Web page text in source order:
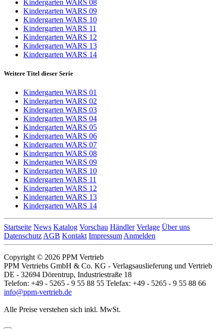
Kindergarten WARS 08
Kindergarten WARS 09
Kindergarten WARS 10
Kindergarten WARS 11
Kindergarten WARS 12
Kindergarten WARS 13
Kindergarten WARS 14
Weitere Titel dieser Serie
Kindergarten WARS 01
Kindergarten WARS 02
Kindergarten WARS 03
Kindergarten WARS 04
Kindergarten WARS 05
Kindergarten WARS 06
Kindergarten WARS 07
Kindergarten WARS 08
Kindergarten WARS 09
Kindergarten WARS 10
Kindergarten WARS 11
Kindergarten WARS 12
Kindergarten WARS 13
Kindergarten WARS 14
Startseite News Katalog Vorschau Händler Verlage Über uns
Datenschutz AGB Kontakt Impressum Anmelden
Copyright © 2026 PPM Vertrieb
PPM Vertriebs GmbH & Co. KG - Verlagsauslieferung und Vertrieb
DE - 32694 Dörentrup, Industriestraße 18
Telefon: +49 - 5265 - 9 55 88 55 Telefax: +49 - 5265 - 9 55 88 66
info@ppm-vertrieb.de
Alle Preise verstehen sich inkl. MwSt.